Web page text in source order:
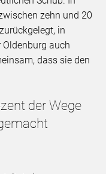
zehn und 20
in
auch
dass sie den
der Wege